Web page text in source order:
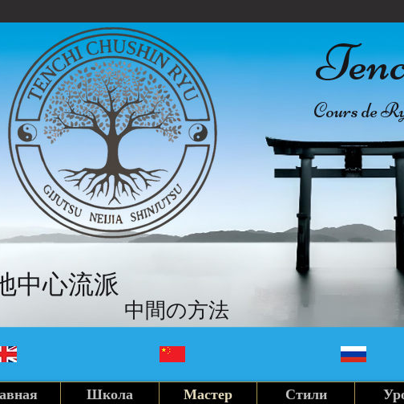
中心流派
中間の方法
Cours de
Школа Мастер Стили